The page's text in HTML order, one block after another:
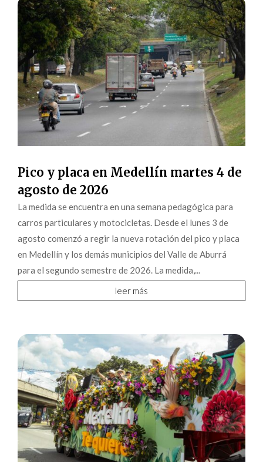
Pico y placa en Medellín martes 4 de
agosto de 2026
La medida se encuentra en una semana pedagógica para
carros particulares y motocicletas. Desde el lunes 3 de
agosto comenzó a regir la nueva rotación del pico y placa
en Medellín y los demás municipios del Valle de Aburrá
para el segundo semestre de 2026. La medida,...
leer más